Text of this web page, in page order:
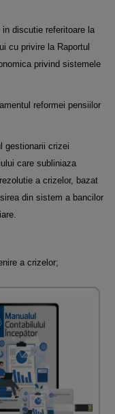
discutie referitoare la
cu privire la Raportul
privind sistemele
reformei pensiilor
gestionarii crizei
care subliniaza
a crizelor, bazat
din sistem a bancilor
a crizelor;